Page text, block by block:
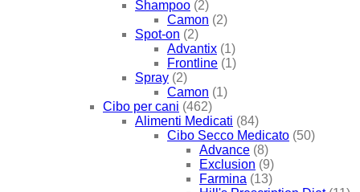
Shampoo (2)
Camon (2)
Spot-on (2)
Advantix (1)
Frontline (1)
Spray (2)
Camon (1)
Cibo per cani (462)
Alimenti Medicati (84)
Cibo Secco Medicato (50)
Advance (8)
Exclusion (9)
Farmina (13)